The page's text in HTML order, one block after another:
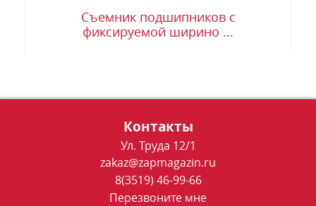
Съемник подшипников с
фиксируемой ширино ...
Контакты
Ул. Труда 12/1
zakaz@zapmagazin.ru
8(3519) 46-99-66
Перезвоните мне